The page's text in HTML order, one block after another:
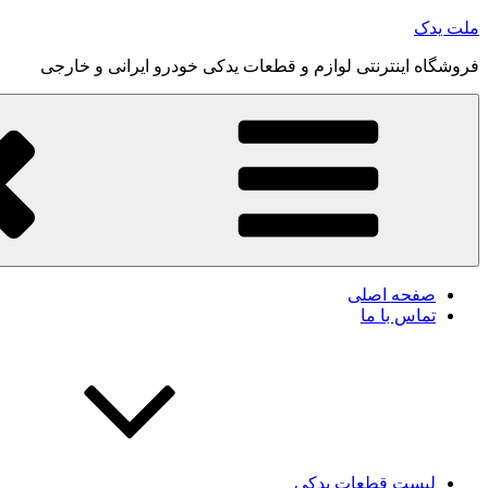
رفتن
محتوا
ملت یدک
فروشگاه اینترنتی لوازم و قطعات یدکی خودرو ایرانی و خارجی
صفحه اصلی
تماس با ما
لیست قطعات یدکی